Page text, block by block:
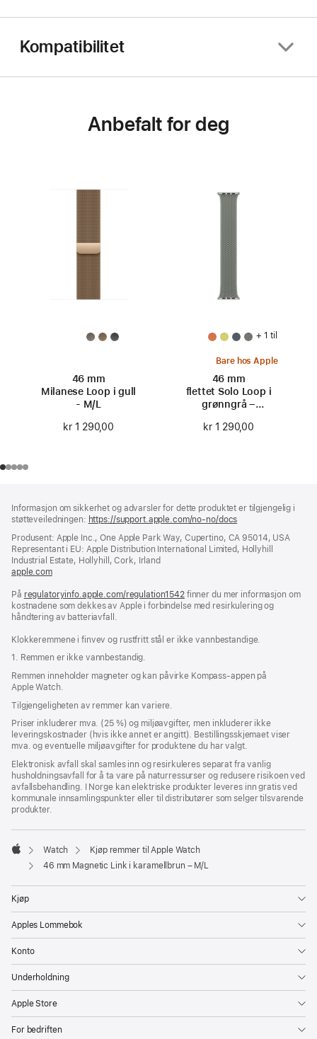
Kompatibilitet
Anbefalt for deg
46 mm
Milanese Loop i gull
- M/L
kr 1 290,00
+ 1 til
Bare hos Apple
46 mm
flettet Solo Loop i
grønngrå –
kr 1 290,00
Informasjon om sikkerhet og advarsler for dette produktet er tilgjengelig i
støtteveiledningen: https://support.apple.com/no-no/docs
nytt
vindu)
Produsent: Apple Inc., One Apple Park Way, Cupertino, CA 95014, USA
Representant i EU: Apple Distribution International Limited, Hollyhill
Industrial Estate, Hollyhill, Cork, Irland
apple.com(åpnes
nytt
vindu)
På regulatoryinfo.apple.com/regulation1542(åpnes
i
finner du mer informasjon om
kostnadene som dekkes av Apple i forbindelse med resirkulering og
håndtering av batteriavfall.
Klokkeremmene i finvev og rustfritt stål er ikke vannbestandige.
1. Remmen er ikke vannbestandig.
Remmen inneholder magneter og kan påvirke Kompass-appen på
Apple Watch.
Tilgjengeligheten av remmer kan variere.
Priser inkluderer mva. (25 %) og miljøavgifter, men inkluderer ikke
leveringskostnader (hvis ikke annet er angitt). Bestillingsskjemaet viser
mva. og eventuelle miljøavgifter for produktene du har valgt.
Elektronisk avfall skal samles inn og resirkuleres separat fra vanlig
husholdningsavfall for å ta vare på naturressurser og redusere risikoen ved
avfallsbehandling. I Norge kan elektriske produkter leveres inn gratis ved
kommunale innsamlingspunkter eller til distributører som selger tilsvarende
produkter.
Apple
Watch
Kjøp remmer til Apple Watch
46 mm Magnetic Link i karamellbrun – M/L
Kjøp
Apples Lommebok
Konto
Underholdning
Apple Store
For bedriften